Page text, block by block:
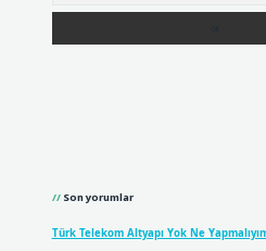
Son yorumlar
Türk Telekom Altyapı Yok Ne